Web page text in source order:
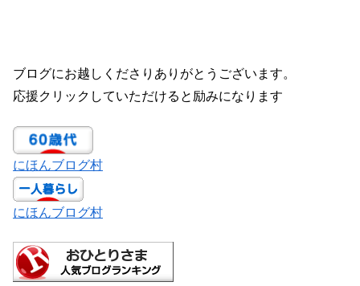
ブログにお越しくださりありがとうございます。
応援クリックしていただけると励みになります
にほんブログ村
にほんブログ村